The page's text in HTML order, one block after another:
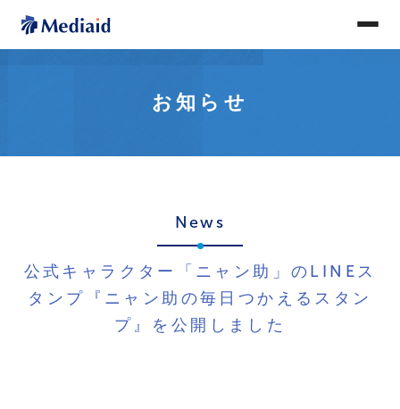
お知らせ
News
公式キャラクター「ニャン助」のLINEス
タンプ『ニャン助の毎日つかえるスタン
プ』を公開しました